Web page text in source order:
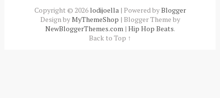
Copyright © 2026 lodijoella | Powered byBlogger
Design byMyThemeShop | Blogger Theme by
NewBloggerThemes.com | Hip Hop Beats.
Back to Top ↑